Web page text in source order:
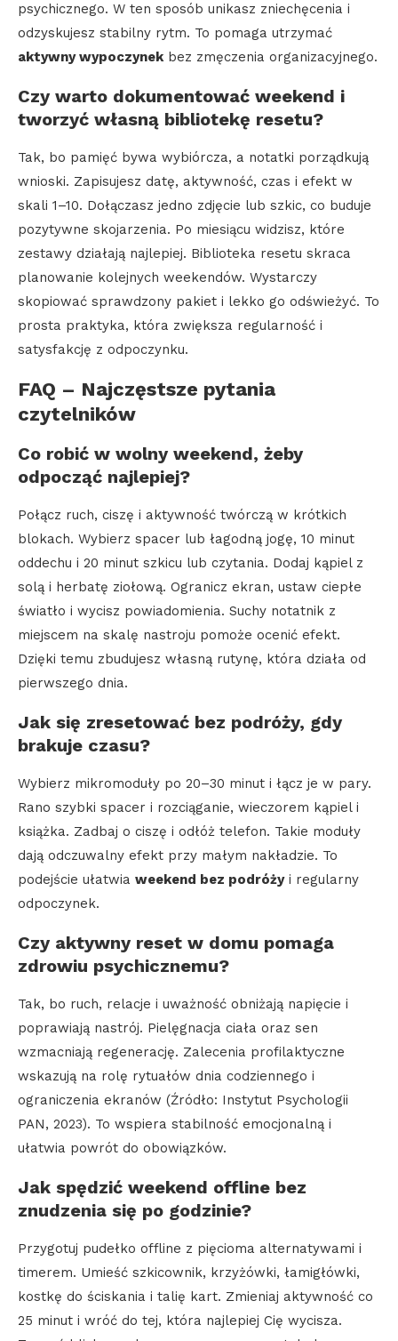
psychicznego. W ten sposób unikasz zniechęcenia i
odzyskujesz stabilny rytm. To pomaga utrzymać
aktywny wypoczynekbez zmęczenia organizacyjnego.
Czy warto dokumentować weekend i
tworzyć własną bibliotekę resetu?
Tak, bo pamięć bywa wybiórcza, a notatki porządkują
wnioski. Zapisujesz datę, aktywność, czas i efekt w
skali 1–10. Dołączasz jedno zdjęcie lub szkic, co buduje
pozytywne skojarzenia. Po miesiącu widzisz, które
zestawy działają najlepiej. Biblioteka resetu skraca
planowanie kolejnych weekendów. Wystarczy
skopiować sprawdzony pakiet i lekko go odświeżyć. To
prosta praktyka, która zwiększa regularność i
satysfakcję z odpoczynku.
FAQ – Najczęstsze pytania
czytelników
Co robić w wolny weekend, żeby
odpocząć najlepiej?
Połącz ruch, ciszę i aktywność twórczą w krótkich
blokach. Wybierz spacer lub łagodną jogę, 10 minut
oddechu i 20 minut szkicu lub czytania. Dodaj kąpiel z
solą i herbatę ziołową. Ogranicz ekran, ustaw ciepłe
światło i wycisz powiadomienia. Suchy notatnik z
miejscem na skalę nastroju pomoże ocenić efekt.
Dzięki temu zbudujesz własną rutynę, która działa od
pierwszego dnia.
Jak się zresetować bez podróży, gdy
brakuje czasu?
Wybierz mikromoduły po 20–30 minut i łącz je w pary.
Rano szybki spacer i rozciąganie, wieczorem kąpiel i
książka. Zadbaj o ciszę i odłóż telefon. Takie moduły
dają odczuwalny efekt przy małym nakładzie. To
podejście ułatwia weekend bez podróżyi regularny
odpoczynek.
Czy aktywny reset w domu pomaga
zdrowiu psychicznemu?
Tak, bo ruch, relacje i uważność obniżają napięcie i
poprawiają nastrój. Pielęgnacja ciała oraz sen
wzmacniają regenerację. Zalecenia profilaktyczne
wskazują na rolę rytuałów dnia codziennego i
ograniczenia ekranów (Źródło: Instytut Psychologii
PAN, 2023). To wspiera stabilność emocjonalną i
ułatwia powrót do obowiązków.
Jak spędzić weekend offline bez
znudzenia się po godzinie?
Przygotuj pudełko offline z pięcioma alternatywami i
timerem. Umieść szkicownik, krzyżówki, łamigłówki,
kostkę do ściskania i talię kart. Zmieniaj aktywność co
25 minut i wróć do tej, która najlepiej Cię wycisza.